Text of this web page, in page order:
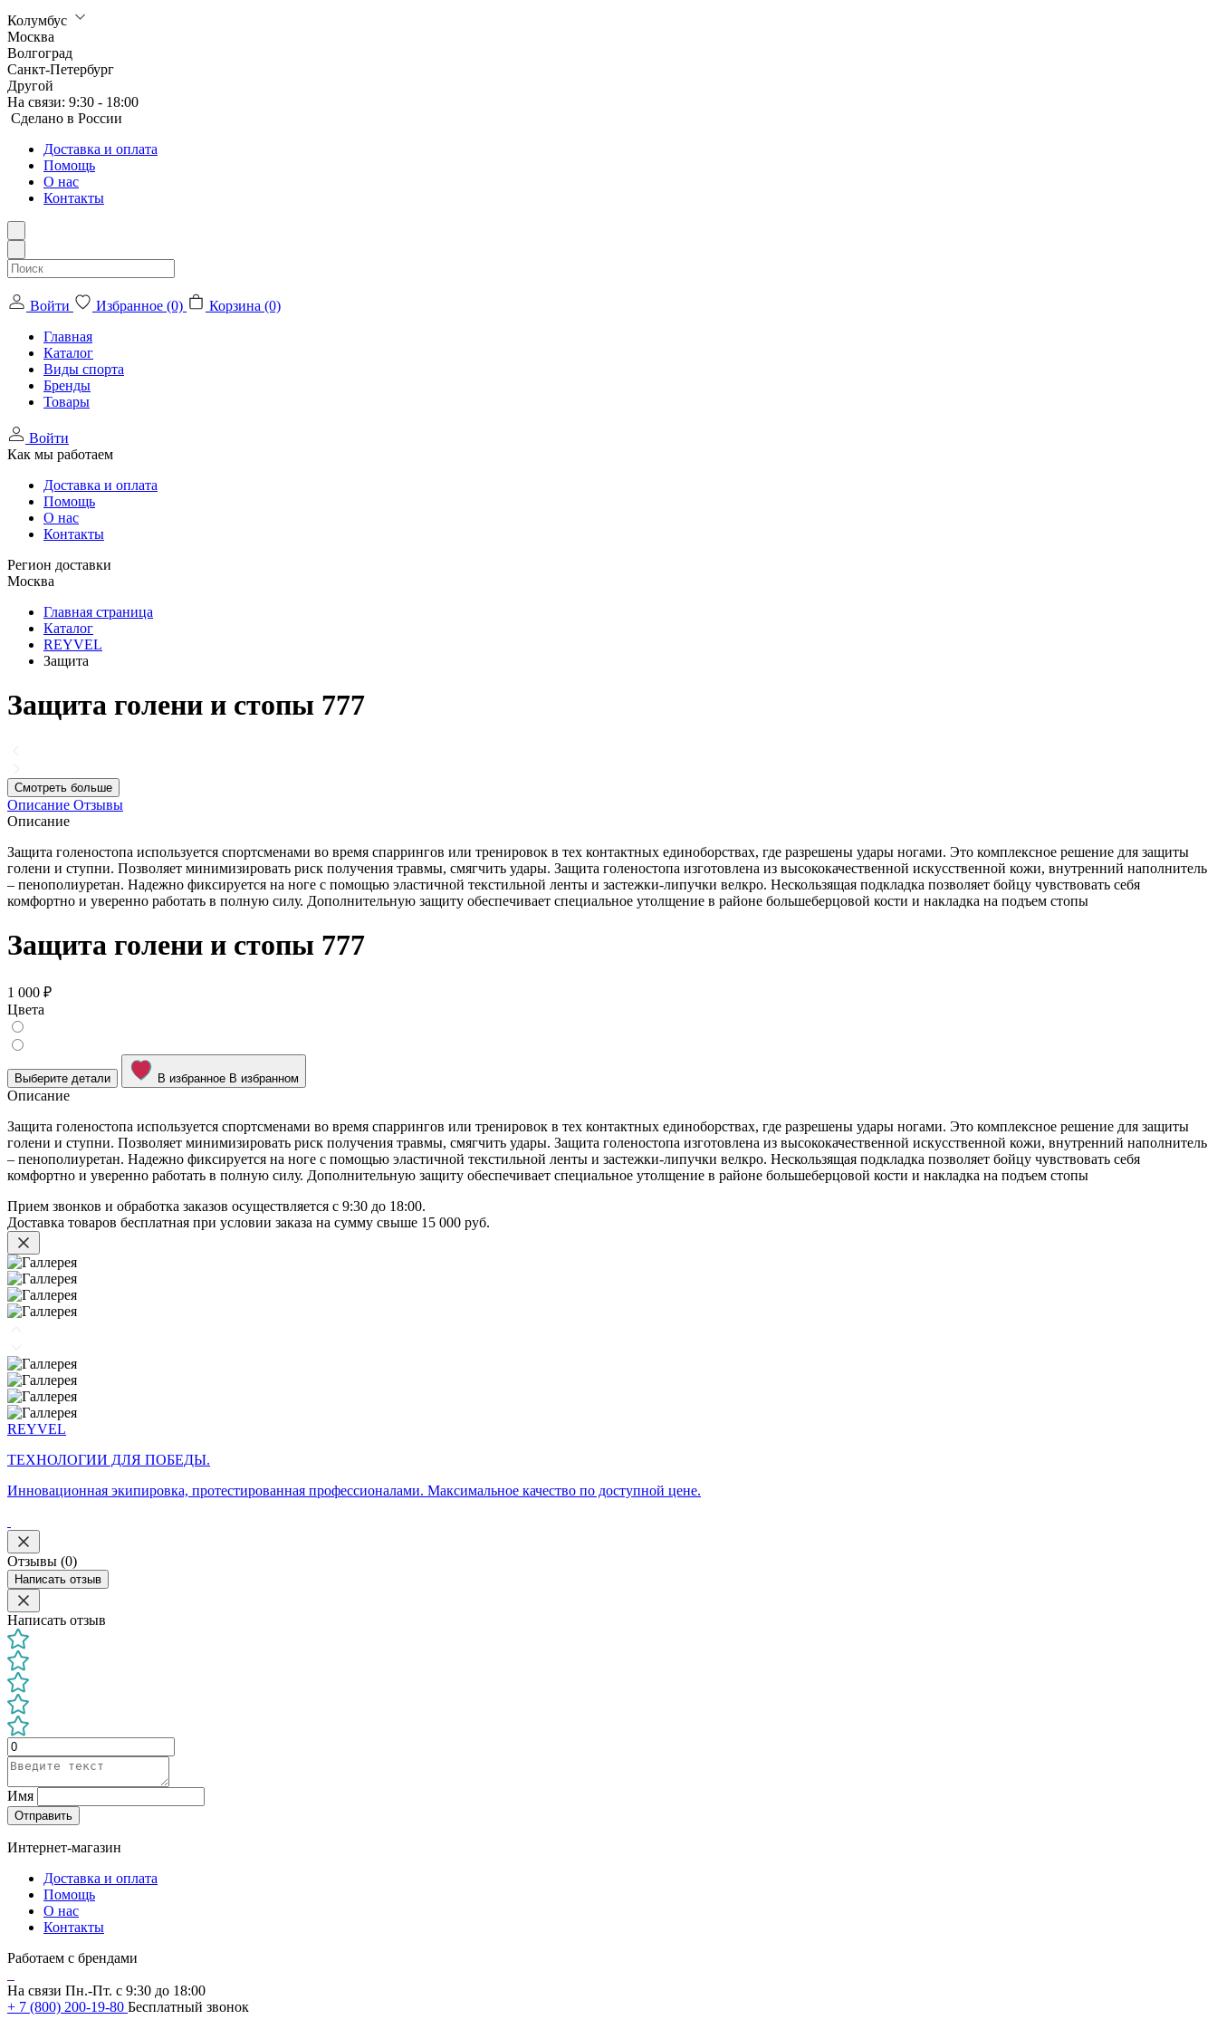
Колумбус
Москва
Волгоград
Санкт-Петербург
Другой
На связи: 9:30 - 18:00
Сделанo в России
Доставка и оплата
Помощь
О нас
Контакты
Войти Избранное (0)
Корзина (0)
Главная
Каталог
Виды спорта
Бренды
Товары
Войти
Как мы работаем
Доставка и оплата
Помощь
О нас
Контакты
Регион доставки
Москва
Главная страница
Каталог
REYVEL
Защита
Защита голени и стопы 777
Смотреть больше
Описание Отзывы
Описание
Защита голеностопа используется спортсменами во время спаррингов или тренировок в тех контактных единоборствах, где разрешены удары ногами. Это комплексное решение для защиты
голени и ступни. Позволяет минимизировать риск получения травмы, смягчить удары. Защита голеностопа изготовлена из высококачественной искусственной кожи, внутренний наполнитель
– пенополиуретан. Надежно фиксируется на ноге с помощью эластичной текстильной ленты и застежки-липучки велкро. Нескользящая подкладка позволяет бойцу чувствовать себя
комфортно и уверенно работать в полную силу. Дополнительную защиту обеспечивает специальное утолщение в районе большеберцовой кости и накладка на подъем стопы
Защита голени и стопы 777
1 000 ₽
Цвета
Выберите детали В избранное В избранном
Описание
Защита голеностопа используется спортсменами во время спаррингов или тренировок в тех контактных единоборствах, где разрешены удары ногами. Это комплексное решение для защиты
голени и ступни. Позволяет минимизировать риск получения травмы, смягчить удары. Защита голеностопа изготовлена из высококачественной искусственной кожи, внутренний наполнитель
– пенополиуретан. Надежно фиксируется на ноге с помощью эластичной текстильной ленты и застежки-липучки велкро. Нескользящая подкладка позволяет бойцу чувствовать себя
комфортно и уверенно работать в полную силу. Дополнительную защиту обеспечивает специальное утолщение в районе большеберцовой кости и накладка на подъем стопы
Прием звонков и обработка заказов осуществляется с 9:30 до 18:00.
Доставка товаров бесплатная при условии заказа на сумму свыше 15 000 руб.
REYVEL
ТЕХНОЛОГИИ ДЛЯ ПОБЕДЫ.
Инновационная экипировка, протестированная профессионалами. Максимальное качество по доступной цене.
Отзывы (0)
Написать отзыв
Написать отзыв
Имя
Отправить
Интернет-магазин
Доставка и оплата
Помощь
О нас
Контакты
Работаем с брендами
На связи Пн.-Пт. с 9:30 до 18:00
+ 7 (800) 200-19-80 Бесплатный звонок